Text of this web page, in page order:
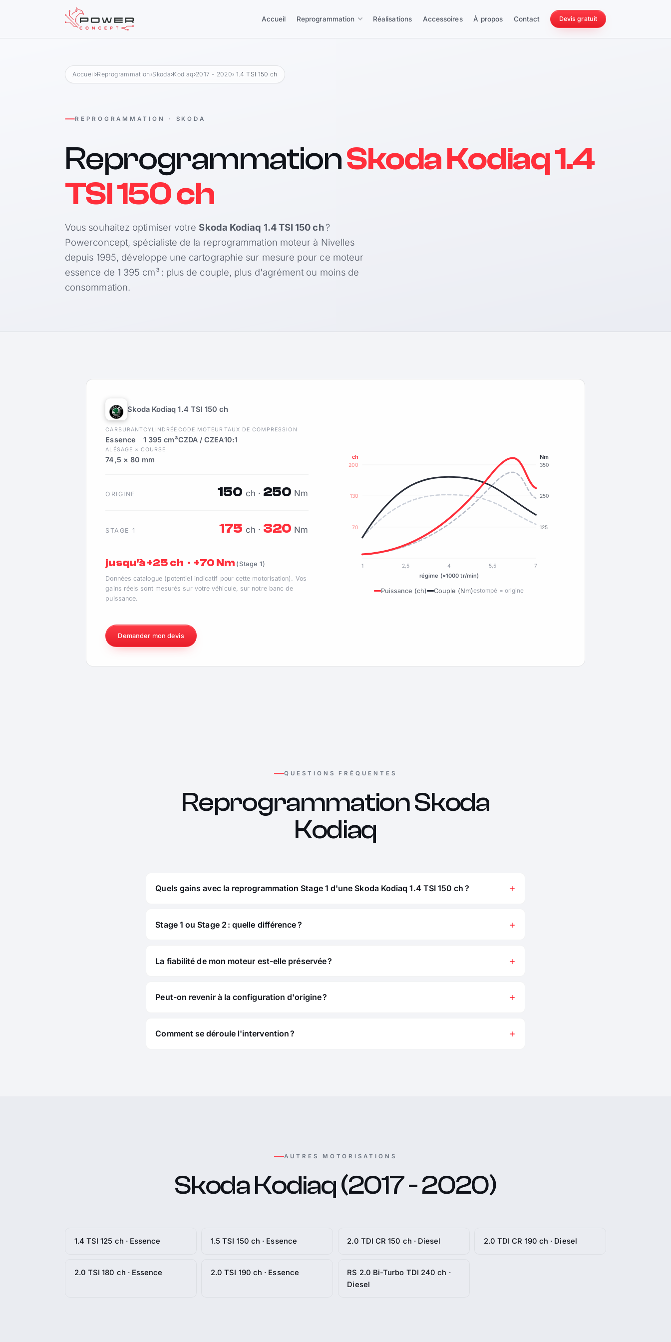
Accueil Reprogrammation Réalisations Accessoires À propos Contact Devis gratuit
228 Nm
Accueil›Reprogrammation ›Skoda›Kodiaq›2017 - 2020› 1.4 TSI 150 ch
REPROGRAMMATION · SKODA
ReprogrammationSkoda Kodiaq 1.4
TSI 150 ch
Vous souhaitez optimiser votreSkoda Kodiaq 1.4 TSI 150 ch?
Powerconcept, spécialiste de la reprogrammation moteur à Nivelles
depuis 1995, développe une cartographie sur mesure pour ce moteur
essence de 1 395 cm³ : plus de couple, plus d'agrément ou moins de
consommation.
Skoda Kodiaq 1.4 TSI 150 ch
CARBURANT
Essence
CYLINDRÉE
1 395 cm³
CODE MOTEUR
CZDA / CZEA
TAUX DE COMPRESSION
10:1
ALÉSAGE × COURSE
74,5 × 80 mm
ORIGINE 150 ch · 250 Nm
STAGE 1 175 ch · 320 Nm
jusqu'à +25 ch · +70 Nm (Stage 1)
Données catalogue (potentiel indicatif pour cette motorisation). Vos
gains réels sont mesurés sur votre véhicule, sur notre banc de
puissance.
70
130
200
125
250
350
ch Nm
1 2,5 4 5,5 7
régime (×1000 tr/min)
Puissance (ch) Couple (Nm)estompé = origine
Demander mon devis
QUESTIONS FRÉQUENTES
Reprogrammation Skoda
Kodiaq
Quels gains avec la reprogrammation Stage 1 d'une Skoda Kodiaq 1.4 TSI 150 ch ?
Stage 1 ou Stage 2 : quelle différence ?
La fiabilité de mon moteur est-elle préservée ?
Peut-on revenir à la configuration d'origine ?
Comment se déroule l'intervention ?
AUTRES MOTORISATIONS
Skoda Kodiaq (2017 - 2020)
1.4 TSI 125 ch · Essence 1.5 TSI 150 ch · Essence 2.0 TDI CR 150 ch · Diesel 2.0 TDI CR 190 ch · Diesel
2.0 TSI 180 ch · Essence 2.0 TSI 190 ch · Essence
RS 2.0 Bi-Turbo TDI 240 ch ·
Diesel